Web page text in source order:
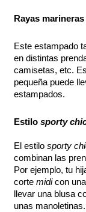
Rayas
Este estampado
en distintas
camisetas, etc.
pequeña puede
estampados.
Estilosporty
El estilosporty
combinan las
Por ejemplo, tu
cortemidicon
llevar una blusa
unas